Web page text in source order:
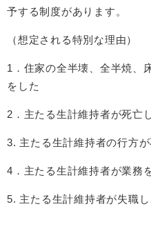
予する制度があります。
（想定される特別な理由）
1．住家の全半壊、全半焼、
をした
2．主たる生計維持者が死亡
3. 主たる生計維持者の行方
4．主たる生計維持者が業務
5. 主たる生計維持者が失職